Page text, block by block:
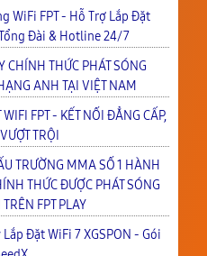
WiFi FPT - Hỗ Trợ Lắp Đặt
Đài & Hotline 24/7
CHÍNH THỨC PHÁT SÓNG
ANH TẠI VIỆT NAM
WIFI FPT - KẾT NỐI ĐẲNG CẤP,
TRỘI
TRƯỜNG MMA SỐ 1 HÀNH
THỨC ĐƯỢC PHÁT SÓNG
FPT PLAY
Đặt WiFi 7 XGSPON - Gói